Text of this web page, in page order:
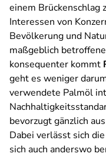
einem Brückenschlag
Interessen von
Bevölkerung und
maßgeblich
konsequenter kommt
geht es weniger
verwendete Palmöl
bevorzugt gänzlich
Dabei verlässt sich
sich auch anderswo